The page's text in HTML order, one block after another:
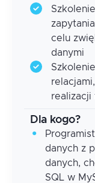
celu
danymi
realizacji
Dla kogo?
danych z
danych,
SQL w